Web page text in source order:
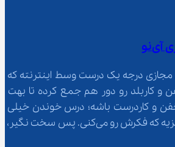
مجازی درجه یک درست وسط اینترنته که
خفن و کاربلد رو دور هم جمع کرده تا بهت
و کاردرست باشه؛ درس خوندن خیلی
آسون‌تر و باحال‌تر از چیزیه که فکرش رو می‌کنی. پس سخت نگیر،